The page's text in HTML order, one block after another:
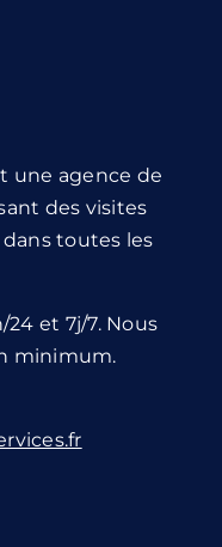
une agence de
des visites
toutes les
et 7j/7. Nous
minimum.